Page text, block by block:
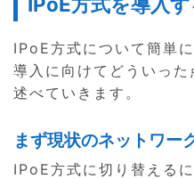
IPoE方式について簡単
導入に向けてどういっ
述べていきます。
まず現状のネットワー
IPoE方式に切り替える